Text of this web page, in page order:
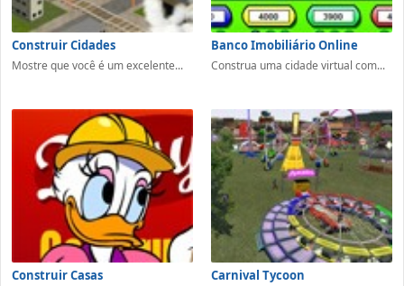
Construir Cidades
Mostre que você é um excelente...
Banco Imobiliário Online
Construa uma cidade virtual com...
Construir Casas Carnival Tycoon